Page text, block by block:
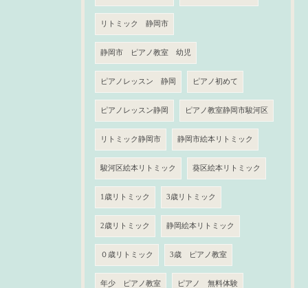
リトミック 静岡市
静岡市 ピアノ教室 幼児
ピアノレッスン 静岡 ピアノ初めて
ピアノレッスン静岡 ピアノ教室静岡市駿河区
リトミック静岡市 静岡市絵本リトミック
駿河区絵本リトミック 葵区絵本リトミック
1歳リトミック 3歳リトミック
2歳リトミック 静岡絵本リトミック
０歳リトミック 3歳 ピアノ教室
年少 ピアノ教室 ピアノ 無料体験